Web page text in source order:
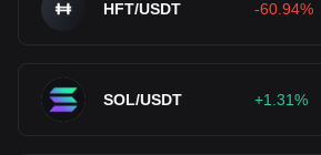
HFT/USDT -60.94%
SOL/USDT +1.31%